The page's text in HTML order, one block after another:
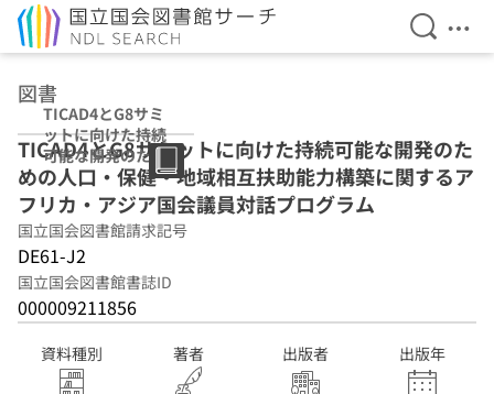
検索を
メ
図書
TICAD4とG8サミ
ットに向けた持続
可能な開発のため
の人口・保健・地
域相互扶助能力構
築に関するアフリ
カ・アジア国会議
員対話プログラム
TICAD4とG8サミットに向けた持続可能な開発のた
めの人口・保健・地域相互扶助能力構築に関するア
フリカ・アジア国会議員対話プログラム
国立国会図書館請求記号
DE61-J2
国立国会図書館書誌ID
000009211856
資料種別 著者 出版者 出版年